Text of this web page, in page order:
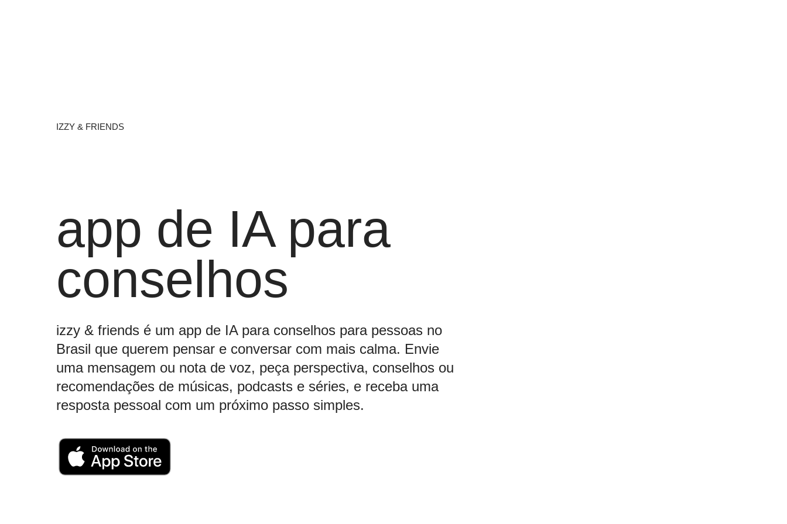
IZZY & FRIENDS
app de IA para
conselhos
izzy & friends é um app de IA para conselhos para pessoas no
Brasil que querem pensar e conversar com mais calma. Envie
uma mensagem ou nota de voz, peça perspectiva, conselhos ou
recomendações de músicas, podcasts e séries, e receba uma
resposta pessoal com um próximo passo simples.